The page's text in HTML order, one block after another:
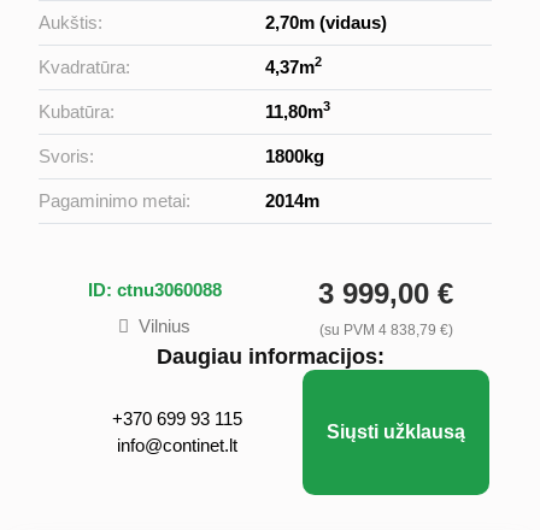
Aukštis: 2,70m (vidaus)
Kvadratūra: 4,37m2
Kubatūra: 11,80m3
Svoris: 1800kg
Pagaminimo metai: 2014m
ID: ctnu3060088
Vilnius
3 999,00 €
(su PVM 4 838,79 €)
Daugiau informacijos:
+370 699 93 115
info@continet.lt
Siųsti užklausą